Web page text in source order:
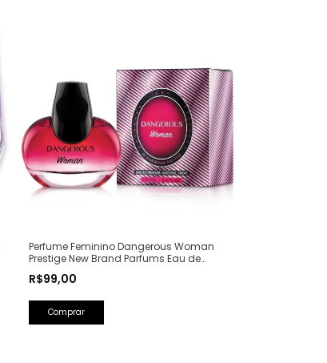
Perfume Feminino Dangerous Woman
Prestige New Brand Parfums Eau de
Dior)
R$99,00